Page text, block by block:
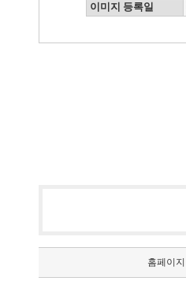
이미지 등록일
홈페이지